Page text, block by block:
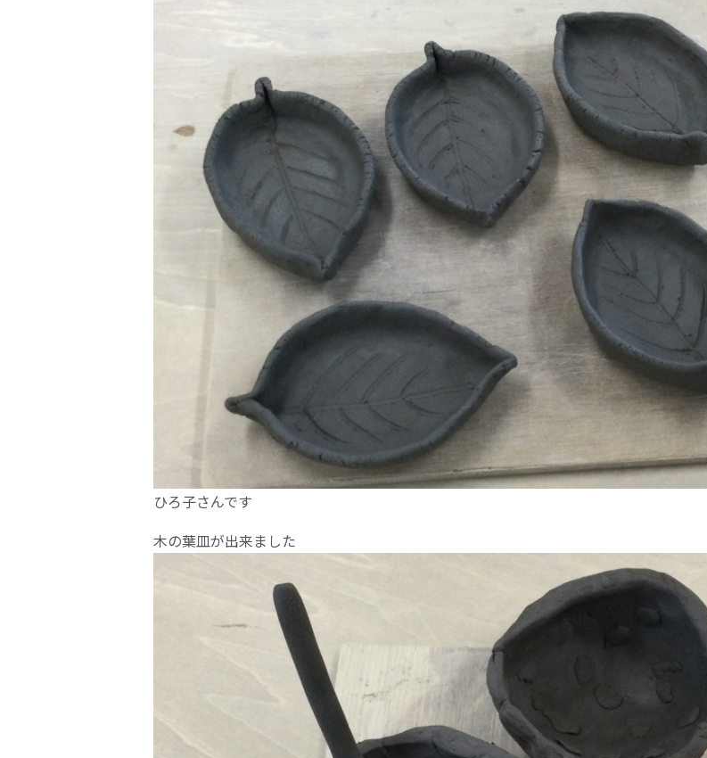
ひろ子さんです
木の葉皿が出来ました